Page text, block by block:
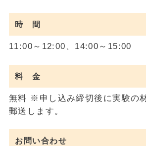
時 間
11:00～12:00、14:00～15:00
料 金
無料 ※申し込み締切後に実験の
郵送します。
お問い合わせ